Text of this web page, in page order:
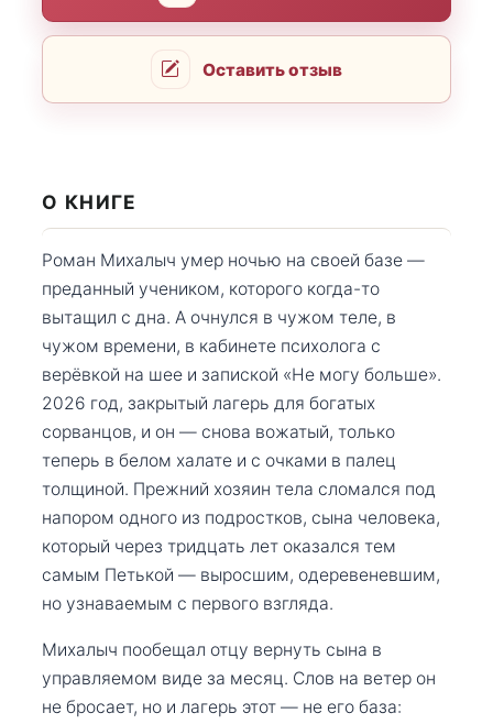
Оставить отзыв
О КНИГЕ
Роман Михалыч умер ночью на своей базе —
преданный учеником, которого когда-то
вытащил с дна. А очнулся в чужом теле, в
чужом времени, в кабинете психолога с
верёвкой на шее и запиской «Не могу больше».
2026 год, закрытый лагерь для богатых
сорванцов, и он — снова вожатый, только
теперь в белом халате и с очками в палец
толщиной. Прежний хозяин тела сломался под
напором одного из подростков, сына человека,
который через тридцать лет оказался тем
самым Петькой — выросшим, одеревеневшим,
но узнаваемым с первого взгляда.
Михалыч пообещал отцу вернуть сына в
управляемом виде за месяц. Слов на ветер он
не бросает, но и лагерь этот — не его база: